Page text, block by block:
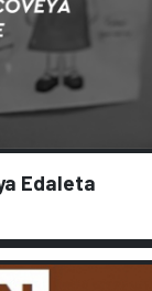
Edaleta